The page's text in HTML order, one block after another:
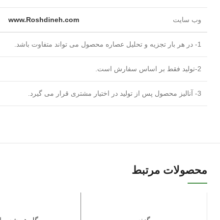
وب سایت www.Roshdineh.com
1- در هر بار تجزیه و تحلیل عصاره محصول می تواند متفاوت باشد.
2-تولید فقط بر اساس سفارش است.
3- آنالیز محصول پس از تولید در اختیار مشتری قرار می گیرد.
محصولات مرتبط